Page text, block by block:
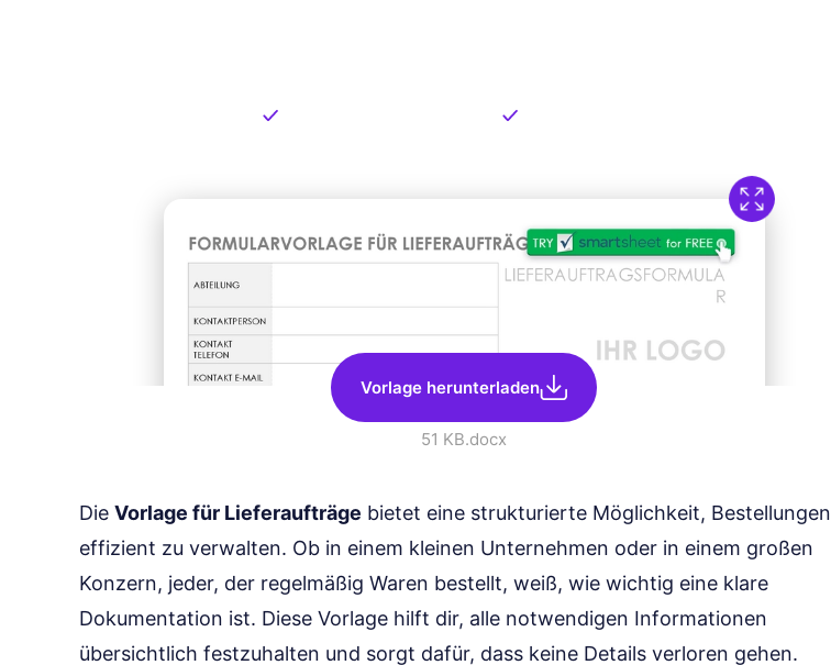
Vorlage herunterladen
51 KB.docx
Die Vorlage für Lieferaufträge bietet eine strukturierte Möglichkeit, Bestellungen
effizient zu verwalten. Ob in einem kleinen Unternehmen oder in einem großen
Konzern, jeder, der regelmäßig Waren bestellt, weiß, wie wichtig eine klare
Dokumentation ist. Diese Vorlage hilft dir, alle notwendigen Informationen
übersichtlich festzuhalten und sorgt dafür, dass keine Details verloren gehen.